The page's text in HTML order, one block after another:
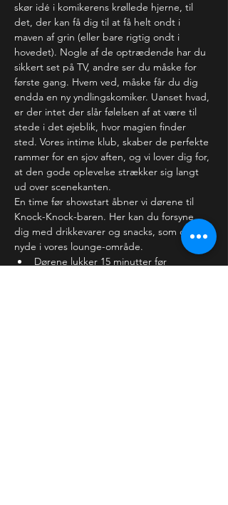
skør idé i komikerens krøllede hjerne, til
det, der kan få dig til at få helt ondt i
maven af grin (eller bare rigtig ondt i
hovedet). Nogle af de optrædende har du
sikkert set på TV, andre ser du måske for
første gang. Hvem ved, måske får du dig
endda en ny yndlingskomiker. Uanset hvad,
er der intet der slår følelsen af at være til
stede i det øjeblik, hvor magien finder
sted. Vores intime klub, skaber de perfekte
rammer for en sjov aften, og vi lover dig for,
at den gode oplevelse strækker sig langt
ud over scenekanten.
En time før showstart åbner vi dørene til
Knock-Knock-baren. Her kan du forsyne
dig med drikkevarer og snacks, som du kan
nyde i vores lounge-område.
Dørene lukker 15 minutter før